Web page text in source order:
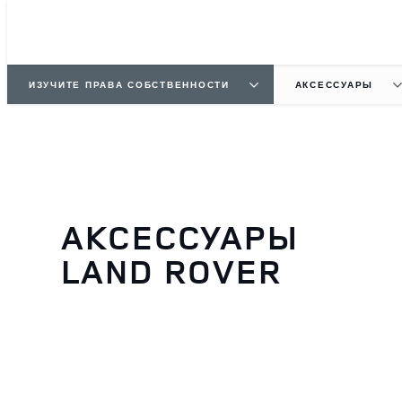
ИЗУЧИТЕ ПРАВА СОБСТВЕННОСТИ АКСЕССУАРЫ
АКСЕССУАРЫ
LAND ROVER